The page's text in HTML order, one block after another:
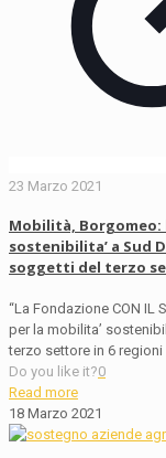
23 Marzo 2021
Mobilità, Borgomeo:
sostenibilita’ a Sud
soggetti del terzo
“La Fondazione CON IL
per la mobilita’
terzo settore in 6 regioni
Do you like it?0
Read more
18 Marzo 2021